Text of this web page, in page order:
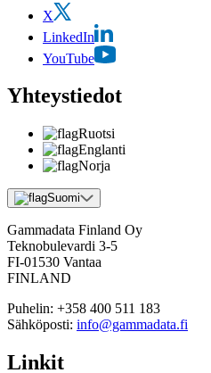
X
LinkedIn
YouTube
Yhteystiedot
Ruotsi
Englanti
Norja
Suomi
Gammadata Finland Oy
Teknobulevardi 3-5
FI-01530 Vantaa
FINLAND
Puhelin: +358 400 511 183
Sähköposti: info@gammadata.fi
Linkit